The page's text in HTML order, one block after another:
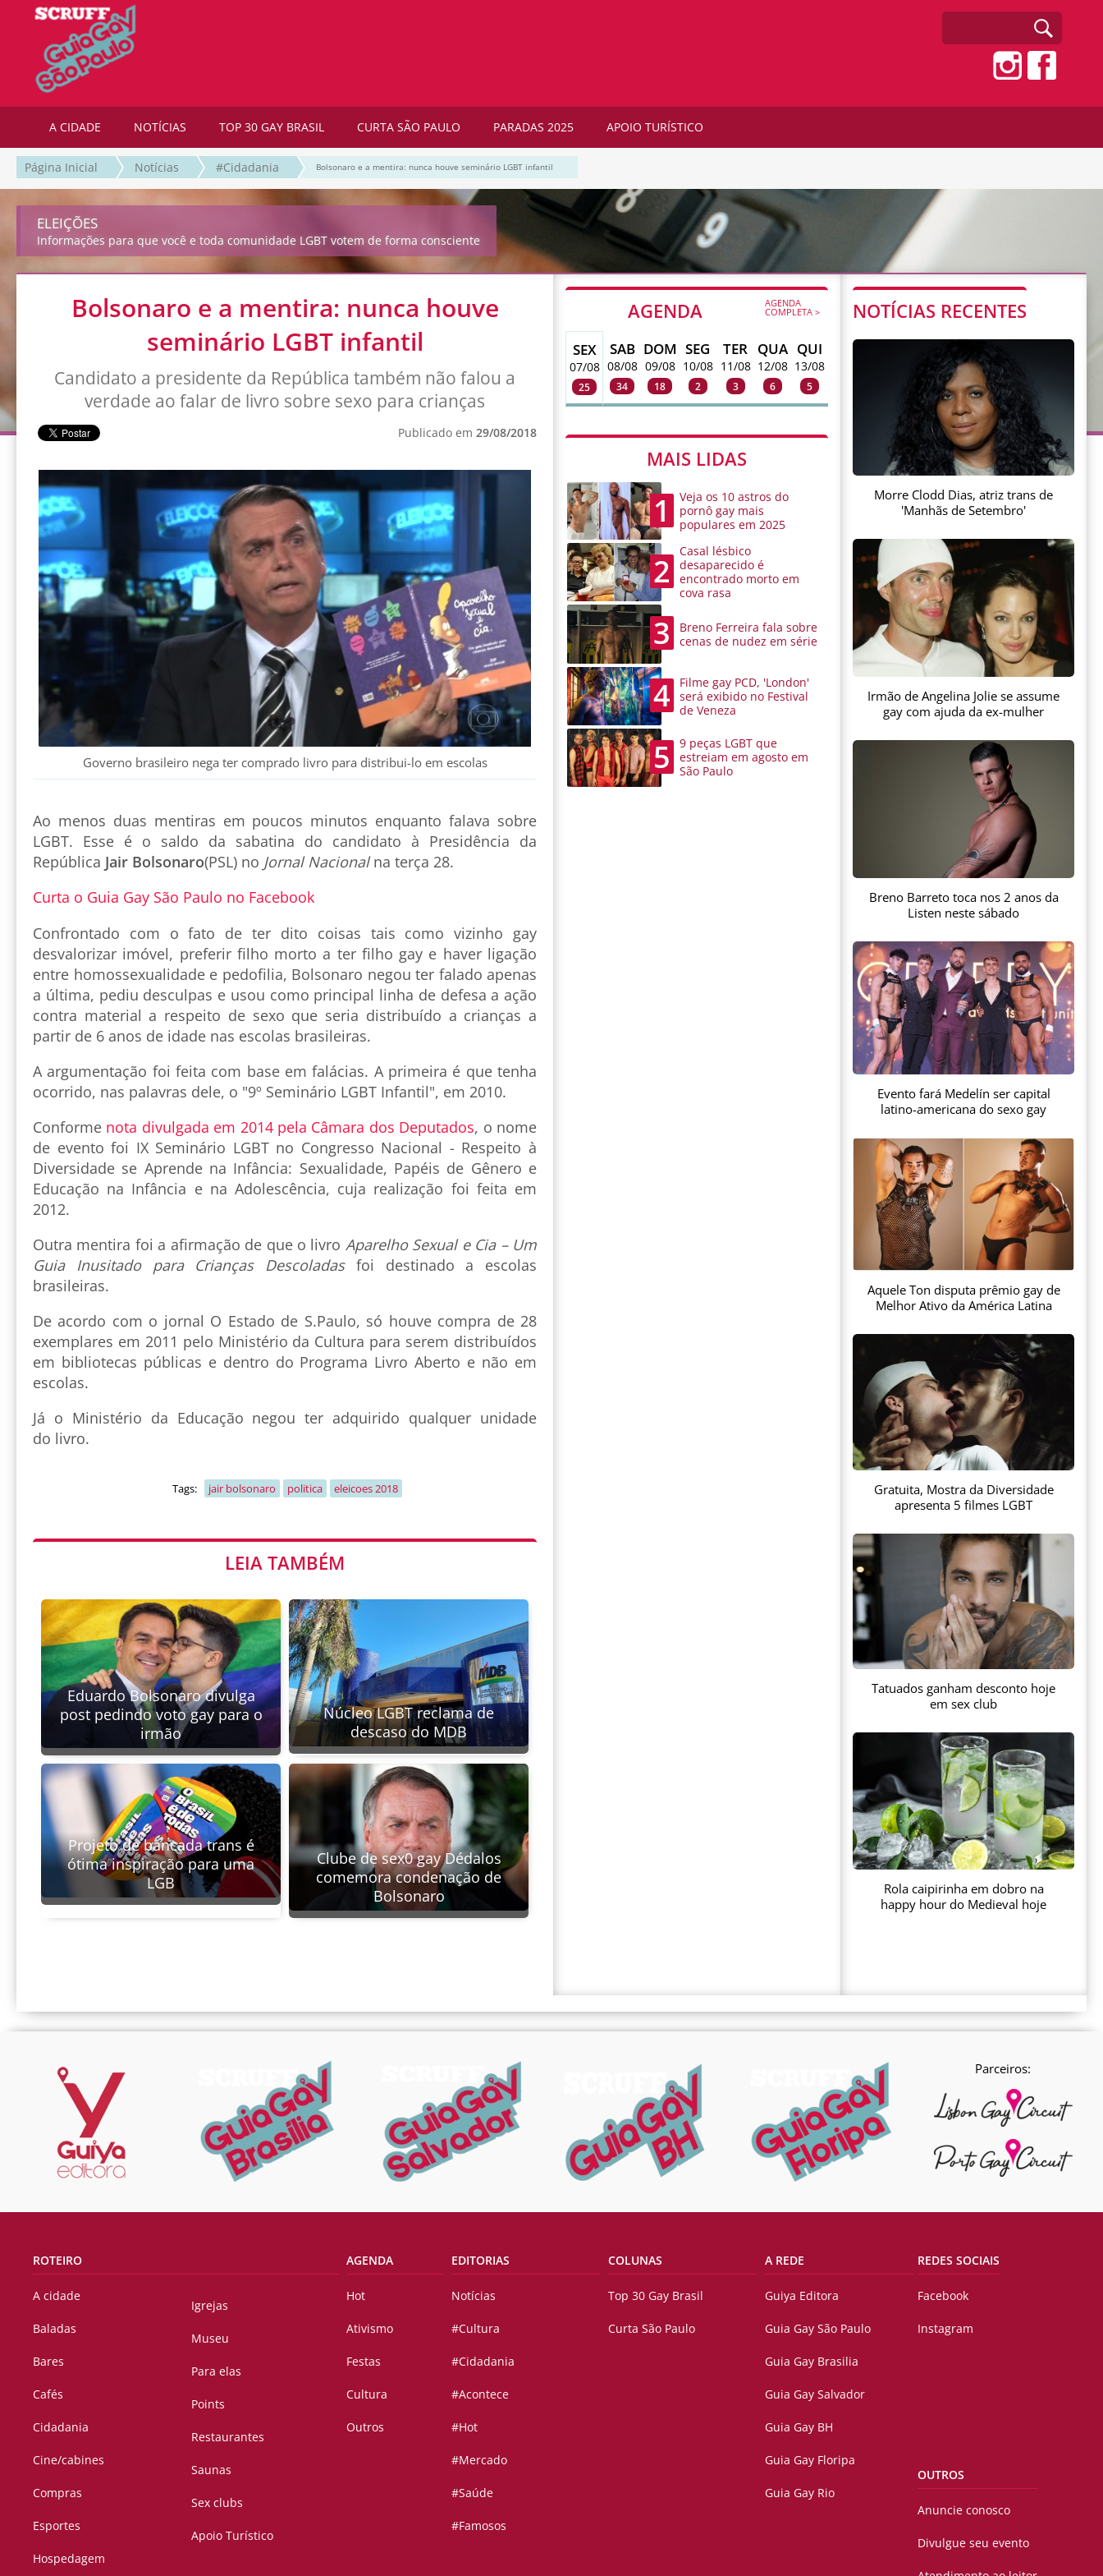
A CIDADE NOTÍCIAS TOP 30 GAY BRASIL CURTA SÃO PAULO PARADAS 2025 APOIO TURÍSTICO
Página Inicial Notícias #Cidadania Bolsonaro e a mentira: nunca houve seminário LGBT infantil
ELEIÇÕES
Informações para que você e toda comunidade LGBT votem de forma consciente
Bolsonaro e a mentira: nunca houve
seminário LGBT infantil
Candidato a presidente da República também não falou a
verdade ao falar de livro sobre sexo para crianças
Publicado em 29/08/2018
Governo brasileiro nega ter comprado livro para distribui-lo em escolas
Ao menos duas mentiras em poucos minutos enquanto falava sobre
LGBT. Esse é o saldo da sabatina do candidato à Presidência da
República Jair Bolsonaro(PSL) no Jornal Nacionalna terça 28.
Curta o Guia Gay São Paulo no Facebook
Confrontado com o fato de ter dito coisas tais como vizinho gay
desvalorizar imóvel, preferir filho morto a ter filho gay e haver ligação
entre homossexualidade e pedofilia, Bolsonaro negou ter falado apenas
a última, pediu desculpas e usou como principal linha de defesa a ação
contra material a respeito de sexo que seria distribuído a crianças a
partir de 6 anos de idade nas escolas brasileiras.
A argumentação foi feita com base em falácias. A primeira é que tenha
ocorrido, nas palavras dele, o "9º Seminário LGBT Infantil", em 2010.
Conforme nota divulgada em 2014 pela Câmara dos Deputados, o nome
de evento foi IX Seminário LGBT no Congresso Nacional - Respeito à
Diversidade se Aprende na Infância: Sexualidade, Papéis de Gênero e
Educação na Infância e na Adolescência, cuja realização foi feita em
2012.
Outra mentira foi a afirmação de que o livro Aparelho Sexual e Cia – Um
Guia Inusitado para Crianças Descoladasfoi destinado a escolas
brasileiras.
De acordo com o jornal O Estado de S.Paulo, só houve compra de 28
exemplares em 2011 pelo Ministério da Cultura para serem distribuídos
em bibliotecas públicas e dentro do Programa Livro Aberto e não em
escolas.
Já o Ministério da Educação negou ter adquirido qualquer unidade
do livro.
Tags: jair bolsonaro politica eleicoes 2018
LEIA TAMBÉM
Eduardo Bolsonaro divulga
post pedindo voto gay para o
irmão
Núcleo LGBT reclama de
descaso do MDB
Projeto de bancada trans é
ótima inspiração para uma
LGB
Clube de sex0 gay Dédalos
comemora condenação de
Bolsonaro
AGENDA AGENDA
COMPLETA >
SEX
07/08
25
SAB
08/08
34
DOM
09/08
18
SEG
10/08
2
TER
11/08
3
QUA
12/08
6
QUI
13/08
5
MAIS LIDAS
1
Veja os 10 astros do
pornô gay mais
populares em 2025
2
Casal lésbico
desaparecido é
encontrado morto em
cova rasa
3
Breno Ferreira fala sobre
cenas de nudez em série
4
Filme gay PCD, 'London'
será exibido no Festival
de Veneza
5
9 peças LGBT que
estreiam em agosto em
São Paulo
NOTÍCIAS RECENTES
Morre Clodd Dias, atriz trans de
'Manhãs de Setembro'
Irmão de Angelina Jolie se assume
gay com ajuda da ex-mulher
Breno Barreto toca nos 2 anos da
Listen neste sábado
Evento fará Medelín ser capital
latino-americana do sexo gay
Aquele Ton disputa prêmio gay de
Melhor Ativo da América Latina
Gratuita, Mostra da Diversidade
apresenta 5 filmes LGBT
Tatuados ganham desconto hoje
em sex club
Rola caipirinha em dobro na
happy hour do Medieval hoje
Parceiros:
ROTEIRO
A cidade
Baladas
Bares
Cafés
Cidadania
Cine/cabines
Compras
Esportes
Hospedagem
Igrejas
Museu
Para elas
Points
Restaurantes
Saunas
Sex clubs
Apoio Turístico
AGENDA
Hot
Ativismo
Festas
Cultura
Outros
EDITORIAS
Notícias
#Cultura
#Cidadania
#Acontece
#Hot
#Mercado
#Saúde
#Famosos
COLUNAS
Top 30 Gay Brasil
Curta São Paulo
A REDE
Guiya Editora
Guia Gay São Paulo
Guia Gay Brasilia
Guia Gay Salvador
Guia Gay BH
Guia Gay Floripa
Guia Gay Rio
REDES SOCIAIS
Facebook
Instagram
OUTROS
Anuncie conosco
Divulgue seu evento